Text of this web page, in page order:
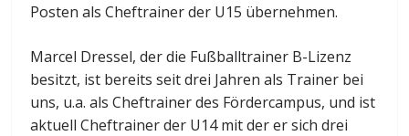
Posten als Cheftrainer der U15 übernehmen.
Marcel Dressel, der die Fußballtrainer B-Lizenz
besitzt, ist bereits seit drei Jahren als Trainer bei
uns, u.a. als Cheftrainer des Fördercampus, und ist
aktuell Cheftrainer der U14 mit der er sich drei